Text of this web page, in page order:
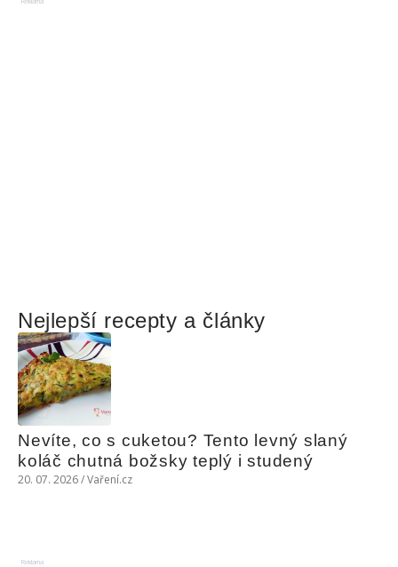
Nejlepší recepty a články
Nevíte, co s cuketou? Tento levný slaný
koláč chutná božsky teplý i studený
20. 07. 2026 / Vaření.cz
Reklama